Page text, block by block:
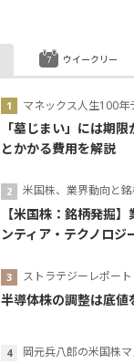
マネックス人生100年
「墓じまい」には期
とかかる費用を解説
米国株、業界動向と
【米国株：銘柄発掘
ンティア・テクノロジ
ストラテジーレポート
半導体株の調整は底値
岡元兵八郎の米国株
ウイークリー